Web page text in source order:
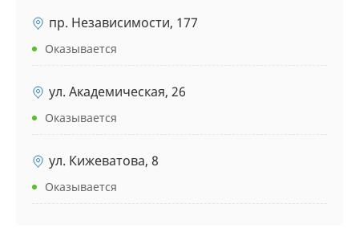
пр. Независимости, 177
Оказывается
ул. Академическая, 26
Оказывается
ул. Кижеватова, 8
Оказывается